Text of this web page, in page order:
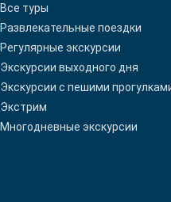
Все туры
Развлекательные поездки
Регулярные экскурсии
Экскурсии выходного дня
Экскурсии с пешими
Экстрим
Многодневные экскурсии